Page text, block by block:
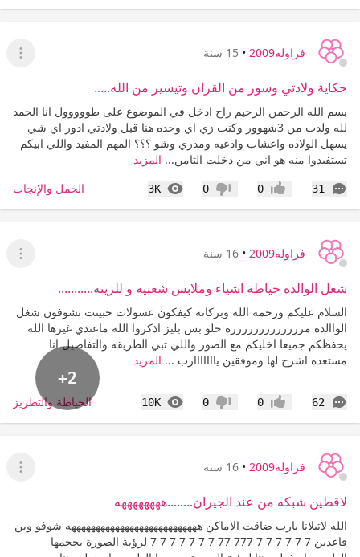
فراوله2009 • 15 سنة
عرض
حكاية ولادتي وسور من القران وتيسير من الله.....
بسم الله الرحمن الرحيم راح ادخل في الموضوع على طووووول انا الحمد
لله ولدت من 3شهوور وكنت زي اي وحده هنا قبل ولادتي ادور اي شي
يسهل الولاده واعشاب وادعيه ومدري وشو ؟؟؟ المهم المفيد واللي ابيكم
تستفيدوا منه هو اني من دخلت الثامن... المزيد
31
التعليقات إعجاب0 عدم إعجاب
0
3K
المشاهدات الحمل والإنجاب
فراوله2009 • 16 سنة
عرض
شغل الوالده خياطة اشياء وملابس شعبيه و للزينه...........
السلام عليكم ورحمة الله وبركاته كيفكون عسولات حبيتت تشوفون شغل
الواالده مررررررررررررره حلو بس بليز اذكروا الله ماعندي غيرها الله
يحفظكم جميعا اخليكم مع الصور واللي تبي الطريقه والتفاصيل انا
مستعده اشرح لها وموفقين يااااااارب ... المزيد
+2
62
التعليقات إعجاب0 عدم إعجاب
0
10K
المشاهدات الخياطة والتطريز
فراوله2009 • 16 سنة
عرض
لاقطين شبكه من عند الجيران........ههههههههه
الله لاتبلانا يارب ضاقت الاماكن هههههههههههههههههههههههههههه شوفو وين
قاعدين 7 7 7 7 7 7 777 77 7 7 7 7 7 7 7 لرؤية الصورة بحجمها